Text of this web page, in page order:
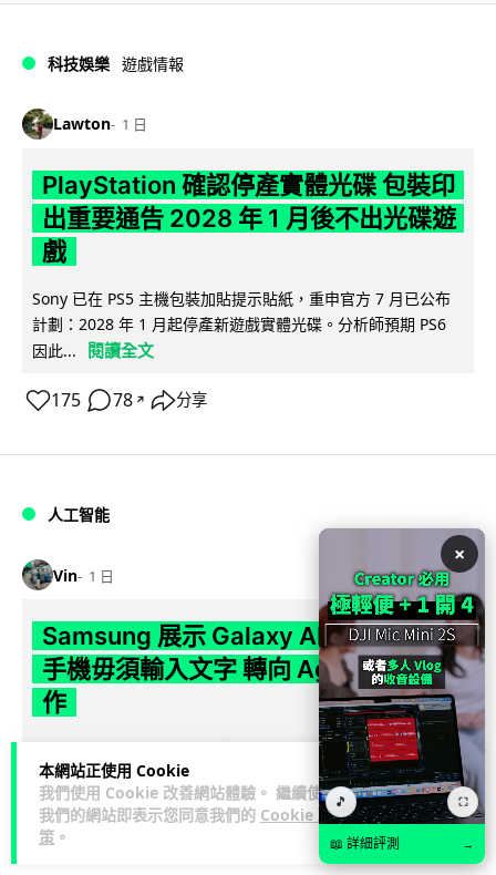
本網站正使用 Cookie
我們使用 Cookie 改善網站體驗。 繼續使用
我們的網站即表示您同意我們的 Cookie 政
策 。
科技娛樂 遊戲情報
Lawton 1 日
PlayStation 確認停產實體光碟 包裝印
出重要通告 2028 年 1 月後不出光碟遊
戲
Sony 已在 PS5 主機包裝加貼提示貼紙，重申官方 7 月已公布
計劃：2028 年 1 月起停產新遊戲實體光碟。分析師預期 PS6
因此...
閱讀全文
175 78 ↗ 分享
人工智能
Vin 1 日
Samsung 展示 Galaxy AI 新方向 未來
手機毋須輸入文字 轉向 Agent 全自動操
作
Samsung 電子 MX 部門顧客體驗辦公室主管兼副總裁 Jay Kim
表示，品牌正推動 Galaxy AI 邁向全自動化 Agent... 閱讀全
文
29
×
🎵 ⛶
📖 詳細評測 →